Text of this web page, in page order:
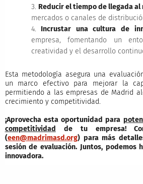
3. Reducir el tiempo de llegada al
mercados o canales de
4. Incrustar una cultura de
empresa, fomentando un
creatividad y el desarrollo
Esta metodología asegura una
un marco efectivo para mejorar la
permitiendo a las empresas de Madrid
crecimiento y competitividad.
¡Aprovecha esta oportunidad para
competitividad
de tu empresa!
(een@madrimasd.org) para más
sesión de evaluación. Juntos, podemos
innovadora.